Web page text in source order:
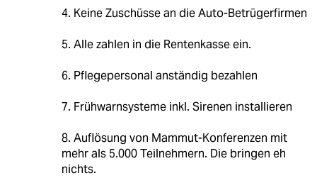
4. Keine Zuschüsse an die Auto-Betrügerfirmen
5. Alle zahlen in die Rentenkasse ein.
6. Pflegepersonal anständig bezahlen
7. Frühwarnsysteme inkl. Sirenen installieren
8. Auflösung von Mammut-Konferenzen mit
mehr als 5.000 Teilnehmern. Die bringen eh
nichts.